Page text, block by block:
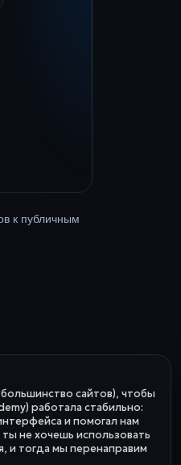
сайтов), чтобы
работала стабильно:
и помогал нам
не хочешь использовать
и тогда мы перенаправим
к публичным